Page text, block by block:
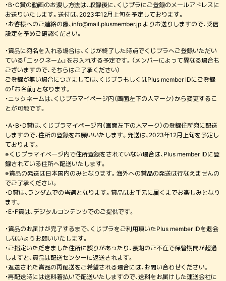
・B・C賞の動画のお渡し方法は、収録後に、くじプラにご登録のメールアドレスに
お送りいたします。送付は、2023年12月上旬を予定しております。
・お客様へのご連絡の際、info@mail.plusmember.jp よりお送りしますので、受信
設定を予めご確認ください。
・賞品に宛名を入れる場合は、くじが終了した時点でくじプラへご登録いただい
ている「ニックネーム」をお入れする予定です。（メンバーによって異なる場合も
ございますので、そちらはご了承ください）
ご登録が無い場合につきましては、くじプラもしくはPlus member IDにご登録
の「お名前」となります。
・ニックネームは、くじプラマイページ内（画面左下の人マーク）から変更するこ
とが可能です。
・A・B・D賞は、くじプラマイページ内（画面左下の人マーク）の登録住所宛に配送
しますので、住所の登録をお願いいたします。発送は、2023年12月上旬を予定し
ております。
※くじプラマイページ内で住所登録をされていない場合は、Plus member IDに登
録されている住所へ配送いたします。
※賞品の発送は日本国内のみとなります。海外への賞品の発送は行なえませんの
でご了承ください。
・D賞は、ランダムでの当選となります。賞品はお手元に届くまでお楽しみとなり
ます。
・E・F賞は、デジタルコンテンツでのご提供です。
・賞品のお届けが完了するまで、くじプラをご利用頂いたPlus member IDを退会
しないようお願いいたします。
・ご指定いただきました住所に誤りがあったり、長期のご不在で保管期間が超過
しますと、賞品は配送センターに返送されます。
・返送された賞品の再配送をご希望される場合には、お問い合わせください。
・再配送時には送料着払いで配送いたしますので、送料をお届けした運送会社に